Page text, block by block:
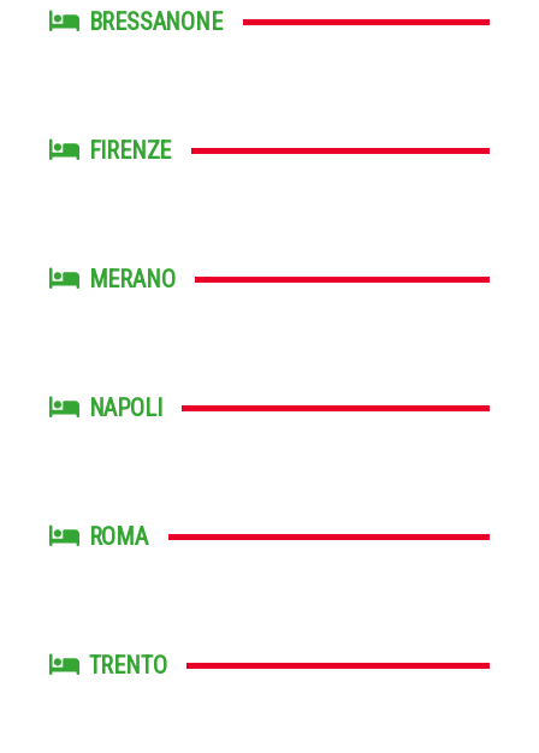
BRESSANONE
FIRENZE
MERANO
NAPOLI
ROMA
TRENTO